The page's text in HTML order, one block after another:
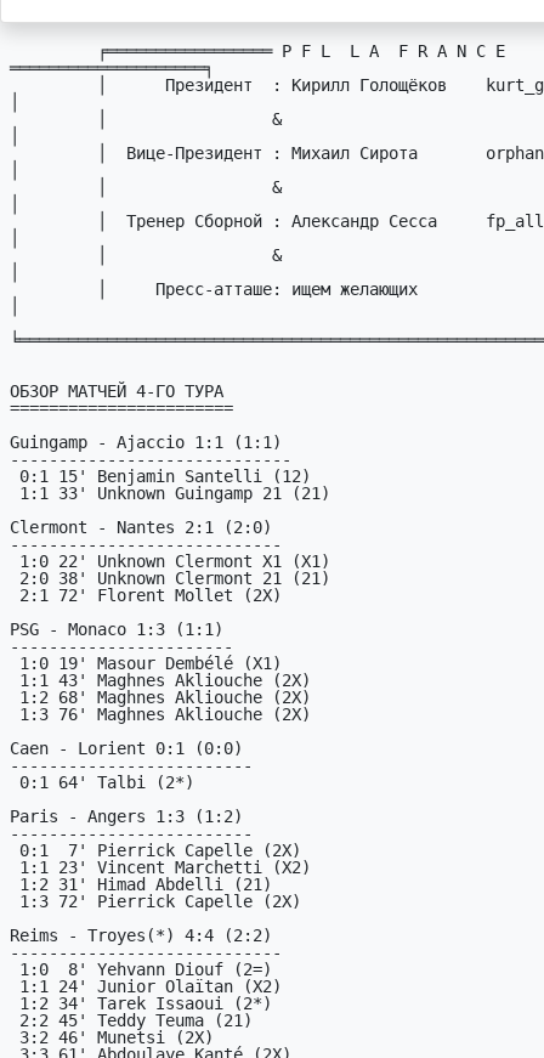
════════════════════╕
         │                 &
         │  Вице-Пpезидент : Михаил Сирота       orphan_s # mail.ru
         │                 &
         │  Тpенеp Сбоpной : Александр Сесса     fp_all # sessa.dp.ua
         │                 &
         │     Пресс-атташе: ищем желающих
ОБЗОР МАТЧЕЙ 4-ГО ТУРА
=======================
Guingamp - Ajaccio 1:1 (1:1)
-----------------------------
Clermont - Nantes 2:1 (2:0)
----------------------------
PSG - Monaco 1:3 (1:1)
-----------------------
Caen - Lorient 0:1 (0:0)
-------------------------
Paris - Angers 1:3 (1:2)
-------------------------
Reims - Troyes(*) 4:4 (2:2)
----------------------------